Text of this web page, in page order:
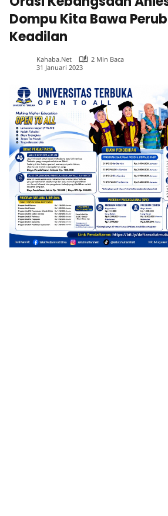
Dompu Kita Bawa
Keadilan
Kahaba.net
2 Min Baca
31 Januari 2023